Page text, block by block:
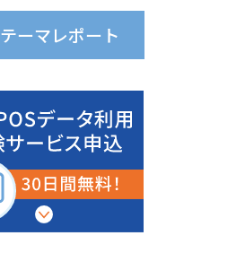
テーマレポート